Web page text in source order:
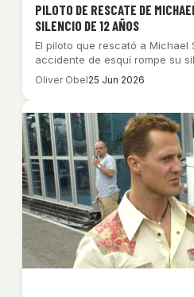
PILOTO DE RESCATE DE
SILENCIO DE 12 AÑOS
El piloto que rescató a Michael
accidente de esquí rompe su
Oliver Obel25 Jun 2026